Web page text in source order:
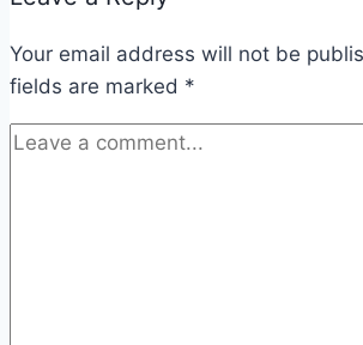
Your email address will not be
fields are marked *